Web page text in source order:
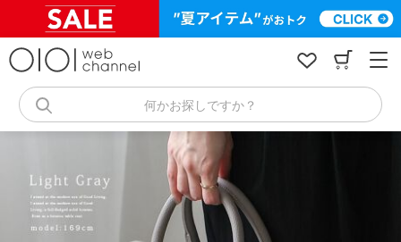
キ
何かお探しですか？